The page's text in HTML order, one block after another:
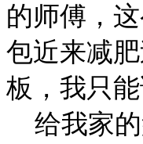
的师傅，
包近来减
板，我只
给我家的